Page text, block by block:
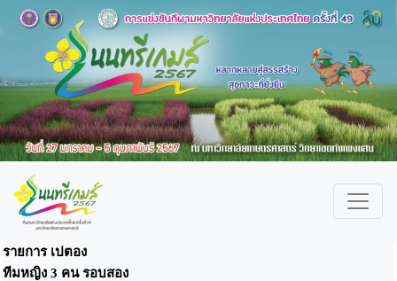
รายการ เปตอง
ทีมหญิง 3 คน รอบสอง